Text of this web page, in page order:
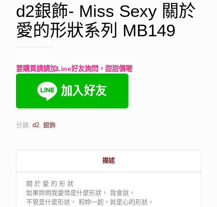
d2銀飾- Miss Sexy 關於
愛的形狀系列 MB149
要購買請請加Line好友詢問，甜甜價喔
分類: d2, 銀飾
描述
關 於 愛 的 形 狀
如果妳問我愛情是什麼形狀， 我會說，
不管是什麼形狀， 和妳一起，就是心的形狀。